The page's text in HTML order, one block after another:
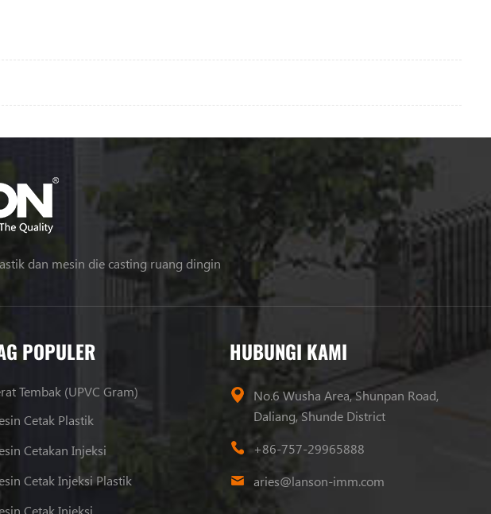
dan mesin die casting ruang dingin
POPULER
Tembak (UPVC Gram)
Cetak Plastik
Cetakan Injeksi
Cetak Injeksi Plastik
Cetak Injeksi
HUBUNGI KAMI
No.6 Wusha Area, Shunpan Road,
Daliang, Shunde District
+86-757-29965888
aries@lanson-imm.com